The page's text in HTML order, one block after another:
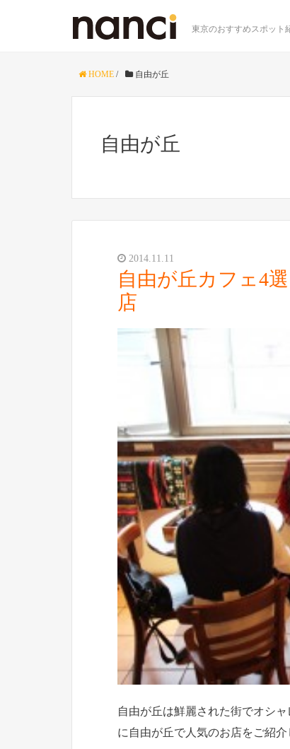
東京のおすすめスポット
HOME / 自由が丘
自由が丘
2014.11.11
自由が丘カフェ4
店
自由が丘は鮮麗された街でオシ
に自由が丘で人気のお店をご紹